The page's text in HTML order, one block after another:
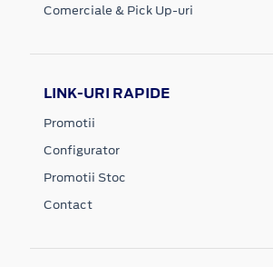
Comerciale & Pick Up-uri
LINK-URI RAPIDE
Promotii
Configurator
Promotii Stoc
Contact